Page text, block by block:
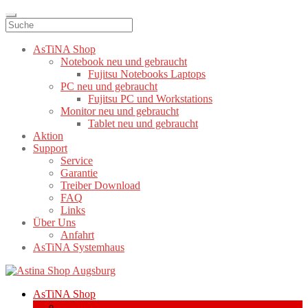
AsTiNA Shop
Notebook neu und gebraucht
Fujitsu Notebooks Laptops
PC neu und gebraucht
Fujitsu PC und Workstations
Monitor neu und gebraucht
Tablet neu und gebraucht
Aktion
Support
Service
Garantie
Treiber Download
FAQ
Links
Über Uns
Anfahrt
AsTiNA Systemhaus
Zur
springen
Zum
springenAsTiNA Shop